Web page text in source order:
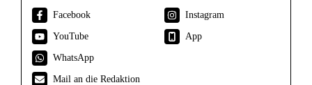
Facebook
Instagram
YouTube
App
WhatsApp
Mail an die Redaktion